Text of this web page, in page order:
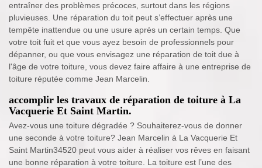
entraîner des problèmes précoces, surtout dans les régions
pluvieuses. Une réparation du toit peut s’effectuer après une
tempête inattendue ou une usure après un certain temps. Que
votre toit fuit et que vous ayez besoin de professionnels pour
dépanner, ou que vous envisagez une réparation de toit due à
l'âge de votre toiture, vous devez faire affaire à une entreprise de
toiture réputée comme Jean Marcelin.
accomplir les travaux de réparation de toiture à La
Vacquerie Et Saint Martin.
Avez-vous une toiture dégradée ? Souhaiterez-vous de donner
une seconde à votre toiture? Jean Marcelin à La Vacquerie Et
Saint Martin34520 peut vous aider à réaliser vos rêves en faisant
une bonne réparation à votre toiture. La toiture est l’une des